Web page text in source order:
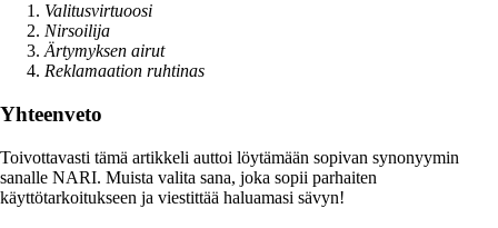
Valitusvirtuoosi
Nirsoilija
Ärtymyksen airut
Reklamaation ruhtinas
Yhteenveto
Toivottavasti tämä artikkeli auttoi löytämään sopivan synonyymin
sanalle NARI. Muista valita sana, joka sopii parhaiten
käyttötarkoitukseen ja viestittää haluamasi sävyn!